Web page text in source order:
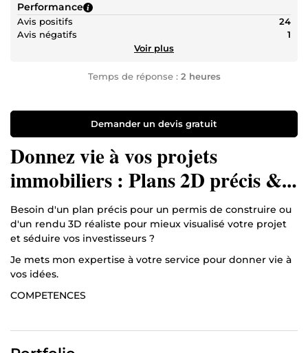
Performance
Avis positifs
24
Avis négatifs
1
Voir plus
Temps de réponse : 2 heures
Demander un devis gratuit
Donnez vie à vos projets
immobiliers : Plans 2D précis &
Rendus 3D de haute qualité.
Besoin d'un plan précis pour un permis de construire ou
d'un rendu 3D réaliste pour mieux visualisé votre projet
et séduire vos investisseurs ?
Je mets mon expertise à votre service pour donner vie à
vos idées.
COMPETENCES
coupes, façades et aménagement d'espaces.
Création de rendus 3D réalistes pour des projets